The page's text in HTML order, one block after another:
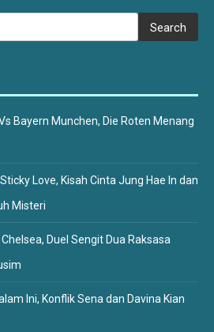
Search
Bayern Munchen, Die Roten Menang
Love, Kisah Cinta Jung Hae In dan
Misteri
Duel Sengit Dua Raksasa
Ini, Konflik Sena dan Davina Kian